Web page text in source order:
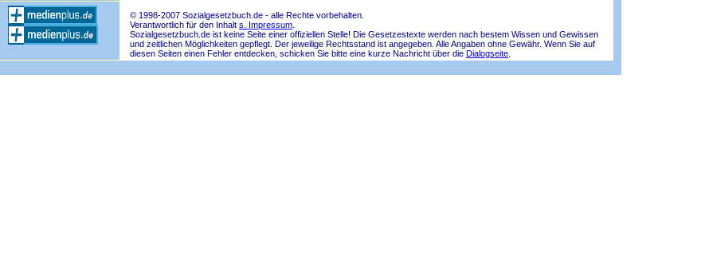
© 1998-2007 Sozialgesetzbuch.de - alle Rechte vorbehalten.
Verantwortlich für den Inhalt s. Impressum
Sozialgesetzbuch.de ist keine Seite einer offiziellen Stelle! Die Gesetzestexte werden nach bestem Wissen und Gewissen
und zeitlichen Möglichkeiten gepflegt. Der jeweilige Rechtsstand ist angegeben. Alle Angaben ohne Gewähr. Wenn Sie auf
diesen Seiten einen Fehler entdecken, schicken Sie bitte eine kurze Nachricht über die Dialogseite